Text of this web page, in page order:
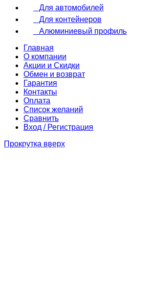
Весы платформенные
Паллетные весы
Для автомобилей
Для контейнеров
Алюминиевый профиль
Главная
О компании
Акции и Скидки
Обмен и возврат
Гарантия
Контакты
Оплата
Список желаний
Сравнить
Вход / Регистрация
Прокрутка вверх